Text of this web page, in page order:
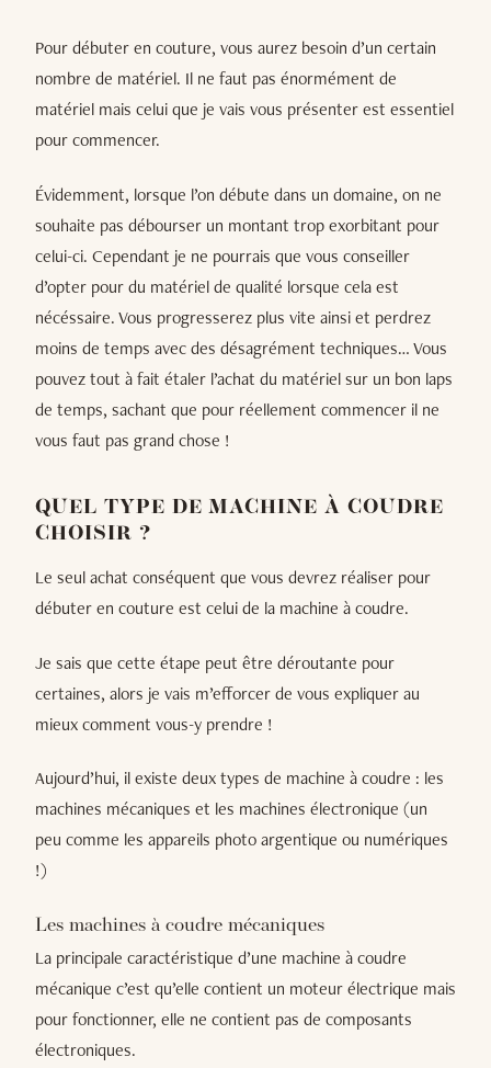
Pour débuter en couture, vous aurez besoin d’un certain
nombre de matériel. Il ne faut pas énormément de
matériel mais celui que je vais vous présenter est essentiel
pour commencer.
Évidemment, lorsque l’on débute dans un domaine, on ne
souhaite pas débourser un montant trop exorbitant pour
celui-ci. Cependant je ne pourrais que vous conseiller
d’opter pour du matériel de qualité lorsque cela est
nécéssaire. Vous progresserez plus vite ainsi et perdrez
moins de temps avec des désagrément techniques… Vous
pouvez tout à fait étaler l’achat du matériel sur un bon laps
de temps, sachant que pour réellement commencer il ne
vous faut pas grand chose !
QUEL TYPE DE MACHINE À COUDRE
CHOISIR ?
Le seul achat conséquent que vous devrez réaliser pour
débuter en couture est celui de la machine à coudre.
Je sais que cette étape peut être déroutante pour
certaines, alors je vais m’efforcer de vous expliquer au
mieux comment vous-y prendre !
Aujourd’hui, il existe deux types de machine à coudre : les
machines mécaniques et les machines électronique (un
peu comme les appareils photo argentique ou numériques
!)
Les machines à coudre mécaniques
La principale caractéristique d’une machine à coudre
mécanique c’est qu’elle contient un moteur électrique mais
pour fonctionner, elle ne contient pas de composants
électroniques.